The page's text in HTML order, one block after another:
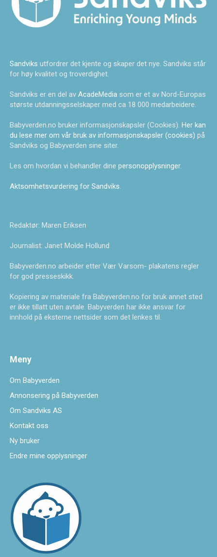
Sandviks utfordrer det kjente og skaper det nye. Sandviks står
for høy kvalitet og troverdighet.
Sandviks er en del av AcadeMedia som er et av Nord-Europas
største utdanningsselskaper med ca 18 000 medarbeidere.
Babyverden.no bruker informasjonskapsler (Cookies). Her kan
du lese mer om vår bruk av informasjonskapsler (cookies) på
Sandviks og Babyverden sine siter.
Les om hvordan vi behandler dine personopplysninger.
Aktsomhetsvurdering for Sandviks.
Redaktør: Maren Eriksen
Journalist: Janet Molde Hollund
Babyverden.no arbeider etter Vær Varsom- plakatens regler
for god presseskikk.
Kopiering av materiale fra Babyverden.no for bruk annet sted
er ikke tillatt uten avtale. Babyverden har ikke ansvar for
innhold på eksterne nettsider som det lenkes til.
Meny
Om Babyverden
Annonsering på Babyverden
Om Sandviks AS
Kontakt oss
Ny bruker
Endre mine opplysninger